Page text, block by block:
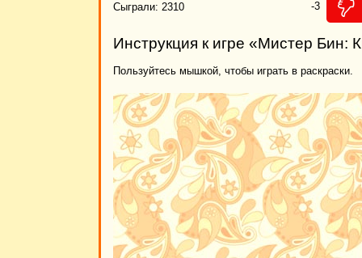
Сыграли: 2310 -3
Инструкция к игре «Мистер Бин:
Пользуйтесь мышкой, чтобы играть в раскраски.